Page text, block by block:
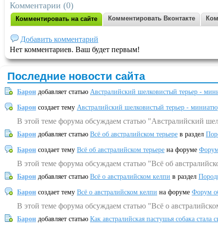
Комментарии (0)
Комментировать на сайте Комментировать Вконтакте
Добавить комментарий
Нет комментариев. Ваш будет первым!
Последние новости сайта
Барон добавляет статью Австралийский шелковистый терьер -
Барон создает тему Австралийский шелковистый терьер -
В этой теме форума обсуждаем статью "Австралийский
Барон добавляет статью Всё об австралийском терьере в раздел
Барон создает тему Всё об австралийском терьере на форуме
В этой теме форума обсуждаем статью "Всё об
Барон добавляет статью Всё о австралийском келпи в раздел
Барон создает тему Всё о австралийском келпи на форуме Форум
В этой теме форума обсуждаем статью "Всё о
Барон добавляет статью Как австралийская пастушья собака